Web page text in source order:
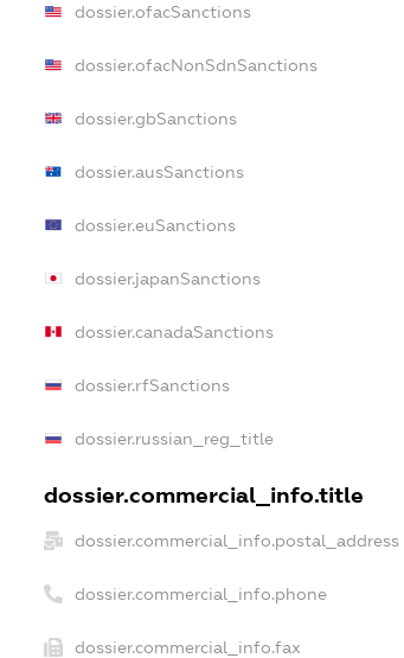
dossier.ofacSanctions
dossier.ofacNonSdnSanctions
dossier.gbSanctions
dossier.ausSanctions
dossier.euSanctions
dossier.japanSanctions
dossier.canadaSanctions
dossier.rfSanctions
dossier.russian_reg_title
dossier.commercial_info.title
dossier.commercial_info.postal_address
dossier.commercial_info.phone
dossier.commercial_info.fax